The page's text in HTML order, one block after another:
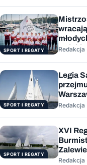
SPORT I REGATY
Polski
Redakcja
SPORT I REGATY
Legia
Redakcja
SPORT I REGATY
XVI
Redakcja